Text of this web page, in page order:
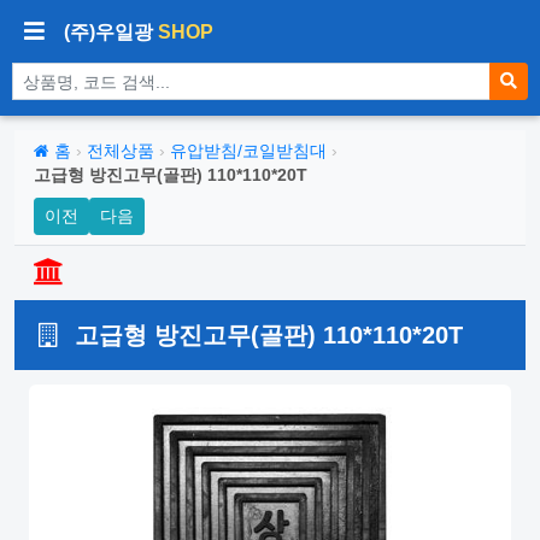
(주)우일광SHOP
상품 검색
홈 › 전체상품 › 유압받침/코일받침대 ›
고급형 방진고무(골판) 110*110*20T
이전 다음
고급형 방진고무(골판) 110*110*20T